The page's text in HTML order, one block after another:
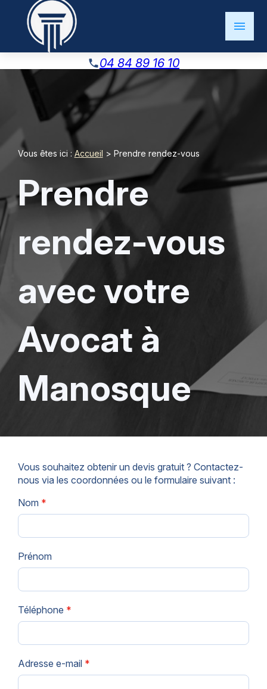
menu
phone04 84 89 16 10
Vous êtes ici : Accueil > Prendre rendez-vous
Prendre
rendez-vous
avec votre
Avocat à
Manosque
Vous souhaitez obtenir un devis gratuit ? Contactez-
nous via les coordonnées ou le formulaire suivant :
Nom *
Prénom
Téléphone *
Adresse e-mail *
Panneau de gestion des cookies